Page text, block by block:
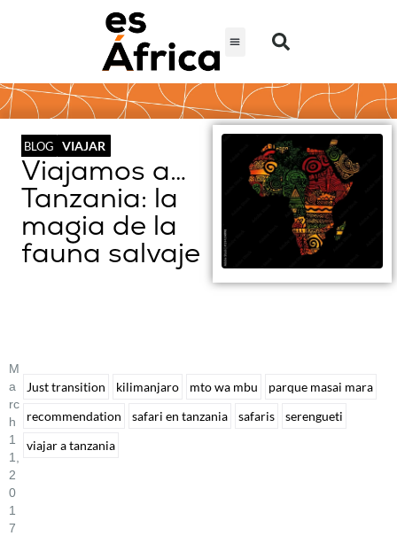
BLOG VIAJAR
Viajamos a…
Tanzania: la
magia de la
fauna salvaje
M
A
Rc
H
1
1,
2
0
1
7
Just transition kilimanjaro mto wa mbu
parque masai mara
recommendation
safari en tanzania safaris
serengueti
viajar a tanzania